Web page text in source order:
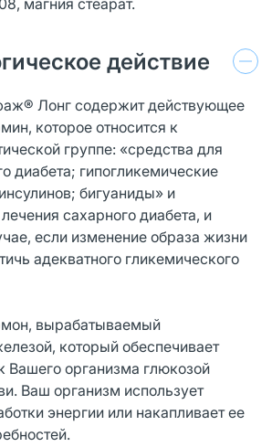
действие
Лонг содержит действующее
которое относится к
группе: «средства для
диабета; гипогликемические
бигуаниды» и
сахарного диабета, и
если изменение образа жизни
адекватного гликемического
вырабатываемый
который обеспечивает
Вашего организма глюкозой
Ваш организм использует
энергии или накапливает ее